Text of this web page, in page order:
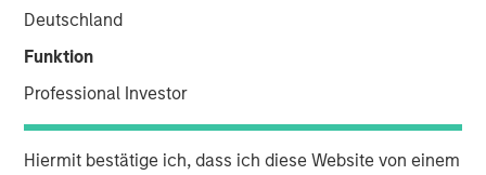
Deutschland
Funktion
Professional Investor
Hiermit bestätige ich, dass ich diese Website von einem
Limited in September 2010 on the back of an extensive
two-year review of the UK fleet management sector.
Jean-Marc Jabre, Managing Director of MSPE,
commented “Our focus on this sector gave us a keen